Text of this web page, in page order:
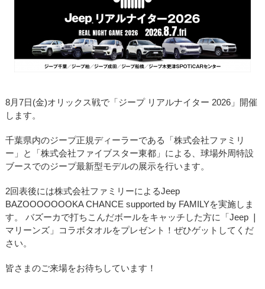
8月7日(金)オリックス戦で「ジープ リアルナイター 2026」開催
します。
千葉県内のジープ正規ディーラーである「株式会社ファミリ
ー」と「株式会社ファイブスター東都」による、球場外周特設
ブースでのジープ最新型モデルの展示を行います。
2回表後には株式会社ファミリーによるJeep
BAZOOOOOOOKA CHANCE supported by FAMILYを実施しま
す。 バズーカで打ちこんだボールをキャッチした方に「Jeep ❘
マリーンズ」コラボタオルをプレゼント！ぜひゲットしてくだ
さい。
皆さまのご来場をお待ちしています！